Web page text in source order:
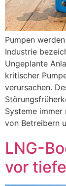
Pumpen
Industrie
Ungeplante
kritischer
verursachen.
Systeme
von Betreibern
LNG-
vor